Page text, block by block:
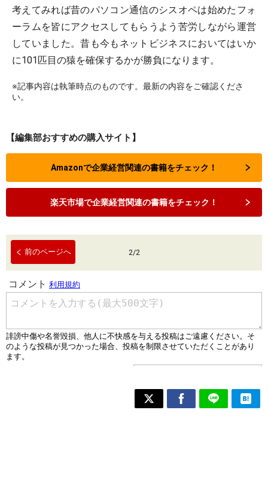
考えてみれば昔のパソコン通信のシスオペは始めたフォ
ーラムを皆にアクセスしてもらうよう苦労しながら運営
していました。昔も今もネットビジネスにおいてはいか
に101匹目の猿を確保するかが勝負になります。
※記事内容は執筆時点のものです。最新の内容をご確認くださ
い。
【編集部おすすめの購入サイト】
Amazonで企業経営関連の書籍をチェック！
楽天市場で企業経営関連の書籍をチェック！
前のページへ 2/2